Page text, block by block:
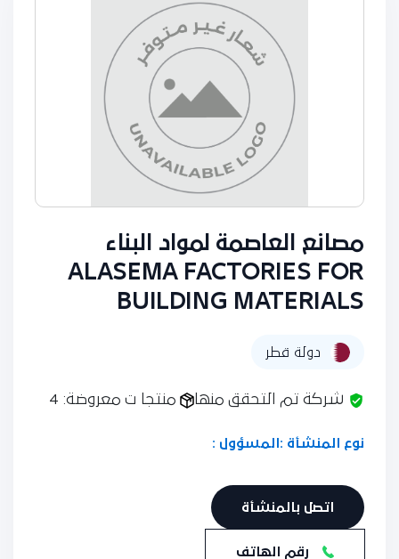
مصانع العاصمة لمواد البناء
ALASEMA FACTORIES FOR
BUILDING MATERIALS
دولة قطر
شركة تم التحقق منها منتجا ت معروضة: 4
نوع المنشأة : المسؤول :
اتصل بالمنشأة
رقم الهاتف